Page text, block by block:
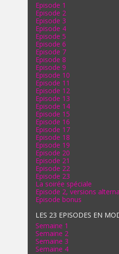
Episode 1
Episode 2
Episode 3
Episode 4
Episode 5
Episode 6
Episode 7
Episode 8
Episode 9
Episode 10
Episode 11
Episode 12
Episode 13
Episode 14
Episode 15
Episode 16
Episode 17
Episode 18
Episode 19
Episode 20
Episode 21
Episode 22
Episode 23
La soirée spéciale
Episode 2, versions
Episode bonus
LES 23 EPISODES EN
Semaine 1
Semaine 2
Semaine 3
Semaine 4